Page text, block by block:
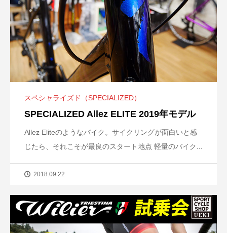
スペシャライズド（SPECIALIZED）
SPECIALIZED Allez ELITE 2019年モデル
Allez Eliteのようなバイク。サイクリングが面白いと感
じたら、それこそが最良のスタート地点 軽量のバイク...
2018.09.22